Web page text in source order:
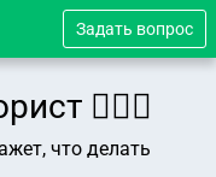
Задать вопрос
👨🏻‍⚖️
что делать